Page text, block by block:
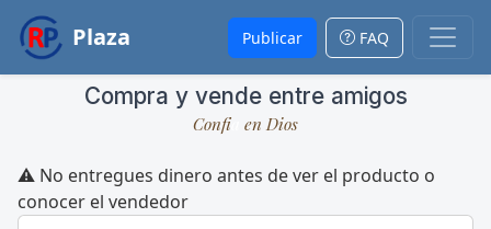
Plaza Publicar FAQ
Compra y vende entre amigos
Conf en Dios
⚠️ No entregues dinero antes de ver el producto o
conocer el vendedor